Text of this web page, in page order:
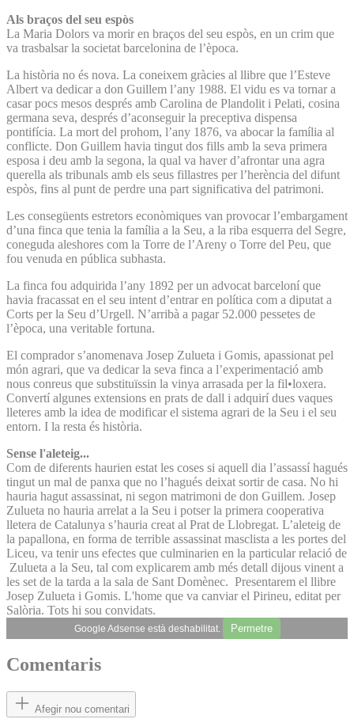
Als braços del seu espòs
La Maria Dolors va morir en braços del seu espòs, en un crim que
va trasbalsar la societat barcelonina de l’època.
La història no és nova. La coneixem gràcies al llibre que l’Esteve
Albert va dedicar a don Guillem l’any 1988. El vidu es va tornar a
casar pocs mesos després amb Carolina de Plandolit i Pelati, cosina
germana seva, després d’aconseguir la preceptiva dispensa
pontifícia. La mort del prohom, l’any 1876, va abocar la família al
conflicte. Don Guillem havia tingut dos fills amb la seva primera
esposa i deu amb la segona, la qual va haver d’afrontar una agra
querella als tribunals amb els seus fillastres per l’herència del difunt
espòs, fins al punt de perdre una part significativa del patrimoni.
Les consegüents estretors econòmiques van provocar l’embargament
d’una finca que tenia la família a la Seu, a la riba esquerra del Segre,
coneguda aleshores com la Torre de l’Areny o Torre del Peu, que
fou venuda en pública subhasta.
La finca fou adquirida l’any 1892 per un advocat barceloní que
havia fracassat en el seu intent d’entrar en política com a diputat a
Corts per la Seu d’Urgell. N’arribà a pagar 52.000 pessetes de
l’època, una veritable fortuna.
El comprador s’anomenava Josep Zulueta i Gomis, apassionat pel
món agrari, que va dedicar la seva finca a l’experimentació amb
nous conreus que substituïssin la vinya arrasada per la fil•loxera.
Convertí algunes extensions en prats de dall i adquirí dues vaques
lleteres amb la idea de modificar el sistema agrari de la Seu i el seu
entorn. I la resta és història.
Sense l'aleteig...
Com de diferents haurien estat les coses si aquell dia l’assassí hagués
tingut un mal de panxa que no l’hagués deixat sortir de casa. No hi
hauria hagut assassinat, ni segon matrimoni de don Guillem. Josep
Zulueta no hauria arrelat a la Seu i potser la primera cooperativa
lletera de Catalunya s’hauria creat al Prat de Llobregat. L’aleteig de
la papallona, en forma de terrible assassinat masclista a les portes del
Liceu, va tenir uns efectes que culminarien en la particular relació de
Zulueta a la Seu, tal com explicarem amb més detall dijous vinent a
les set de la tarda a la sala de Sant Domènec. Presentarem el llibre
Josep Zulueta i Gomis. L'home que va canviar el Pirineu, editat per
Salòria. Tots hi sou convidats.
Google Adsense està deshabilitat. Permetre
Comentaris
Afegir nou comentari